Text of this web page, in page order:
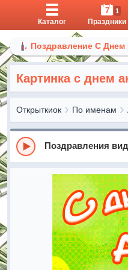
Каталог
7 1
Праздники
Поздравление С
Картинка с днем
Открыткиок По именам
Поздравления